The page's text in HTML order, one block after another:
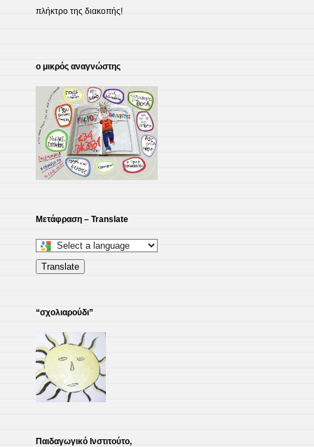
πλήκτρο της διακοπής!
ο μικρός αναγνώστης
Μετάφραση – Translate
Select
a
translate
page
Translate
“σχολιαρούδι”
Παιδαγωγικό Ινστιτούτο,